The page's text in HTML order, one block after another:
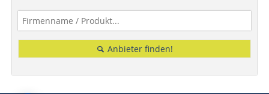
Anbieter finden!